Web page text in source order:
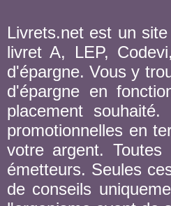
Livrets.net est un
livret A, LEP,
d'épargne. Vous y
d'épargne en
placement
promotionnelles en
votre argent.
émetteurs. Seules
de conseils